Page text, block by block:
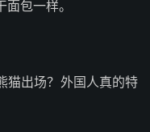
包一样。
猫出场？外国人真的特